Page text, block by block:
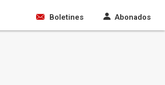
Boletines Abonados